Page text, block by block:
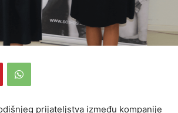
prijateljstva između kompanije